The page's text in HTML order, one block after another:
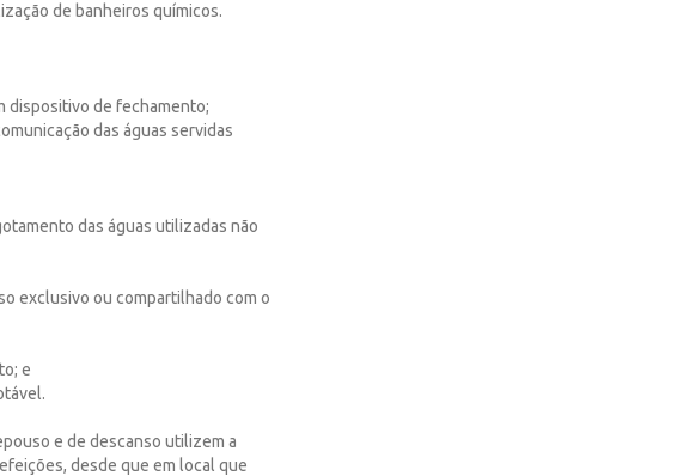
de banheiros químicos.
dispositivo de fechamento;
das águas servidas
das águas utilizadas não
exclusivo ou compartilhado com o
e
e de descanso utilizem a
desde que em local que